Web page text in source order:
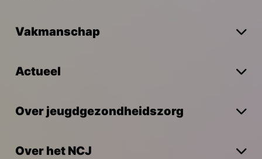
Vakmanschap
Actueel
Over jeugdgezondheidszorg
Over het NCJ